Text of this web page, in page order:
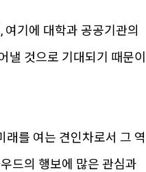
기에 대학과 공공기관의
낼 것으로 기대되기 때문이
를 여는 견인차로서 그 역
드의 행보에 많은 관심과